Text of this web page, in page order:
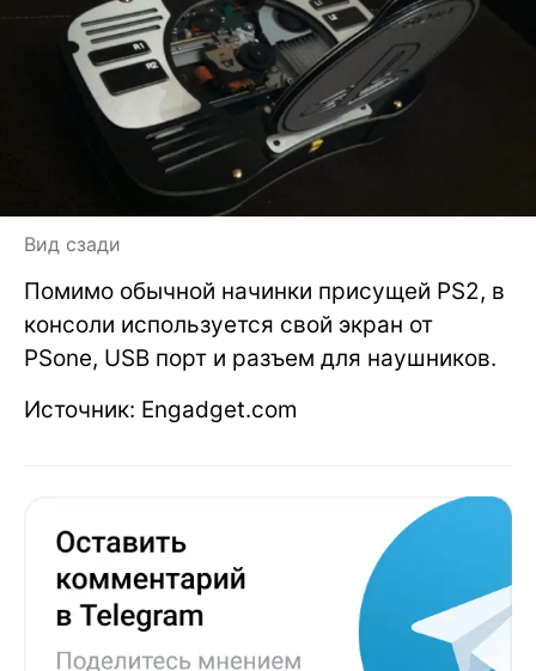
Вид сзади
Помимо обычной начинки присущей PS2, в
консоли используется свой экран от
PSone, USB порт и разъем для наушников.
Источник: Engadget.com